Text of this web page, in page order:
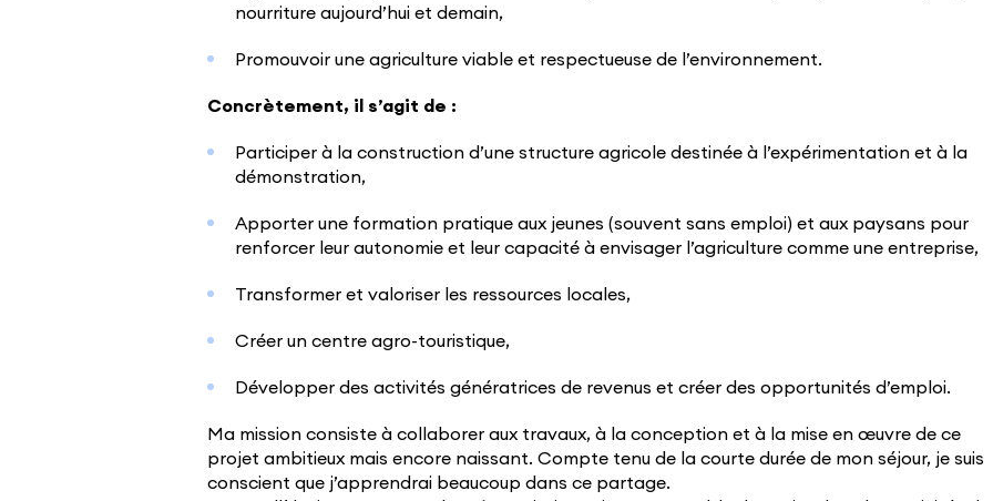
nourriture aujourd’hui et demain,
Promouvoir une agriculture viable et respectueuse de l’environnement.
Concrètement, il s’agit de :
Participer à la construction d’une structure agricole destinée à l’expérimentation et à la
démonstration,
Apporter une formation pratique aux jeunes (souvent sans emploi) et aux paysans pour
renforcer leur autonomie et leur capacité à envisager l’agriculture comme une entreprise,
Transformer et valoriser les ressources locales,
Créer un centre agro-touristique,
Développer des activités génératrices de revenus et créer des opportunités d’emploi.
Ma mission consiste à collaborer aux travaux, à la conception et à la mise en œuvre de ce
projet ambitieux mais encore naissant. Compte tenu de la courte durée de mon séjour, je suis
conscient que j’apprendrai beaucoup dans ce partage.